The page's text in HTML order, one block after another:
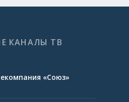
КАНАЛЫ ТВ
«Союз»